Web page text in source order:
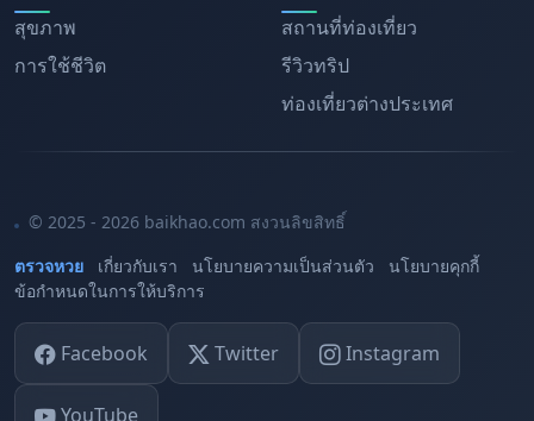
สุขภาพ
การใช้ชีวิต
สถานที่ท่องเที่ยว
รีวิวทริป
ท่องเที่ยวต่างประเทศ
© 2025 - 2026 baikhao.com สงวนลิขสิทธิ์
ตรวจหวย
เกี่ยวกับเรา นโยบายความเป็นส่วนตัว
นโยบายคุกกี้
ข้อกำหนดในการให้บริการ
Facebook Twitter Instagram
YouTube